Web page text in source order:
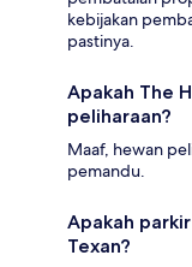
kebijakan
pastinya.
Apakah The
peliharaan?
Maaf, hewan
pemandu.
Apakah
Texan?